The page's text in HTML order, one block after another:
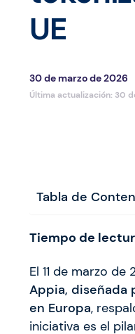
UE
30 de marzo de 2026
Última actualización: 30
Tabla de
Tiempo de
El 11 de marzo
Appia, diseñada
en Europa,
iniciativa es el